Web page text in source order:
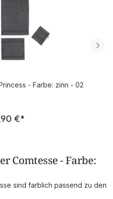
- Farbe: zinn - 02
Regulärer Preis:
€*
Comtesse - Farbe:
sind farblich passend zu den